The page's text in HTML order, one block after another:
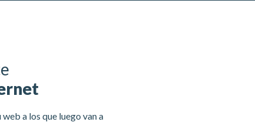
a los que luego van a